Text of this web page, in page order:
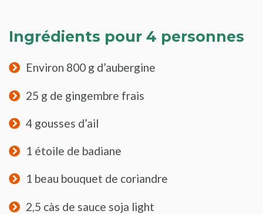
Ingrédients pour 4 personnes
Environ 800 g d’aubergine
25 g de gingembre frais
4 gousses d’ail
1 étoile de badiane
1 beau bouquet de coriandre
2,5 càs de sauce soja light